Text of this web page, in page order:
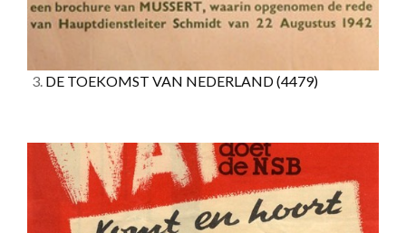
3. DE TOEKOMST VAN NEDERLAND(4479)